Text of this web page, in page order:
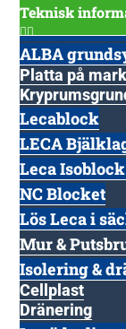
Teknisk
ALBA
Platta på mark
Lecablock
LECA
Leca
NC Blocket
Lös Leca i
Mur &
Isolering &
Cellplast
Dränering